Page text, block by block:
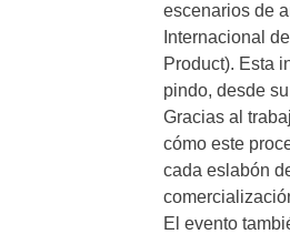
escenarios de
Internacional
Product). Esta
pindo, desde
Gracias al
cómo este
cada eslabón
El evento